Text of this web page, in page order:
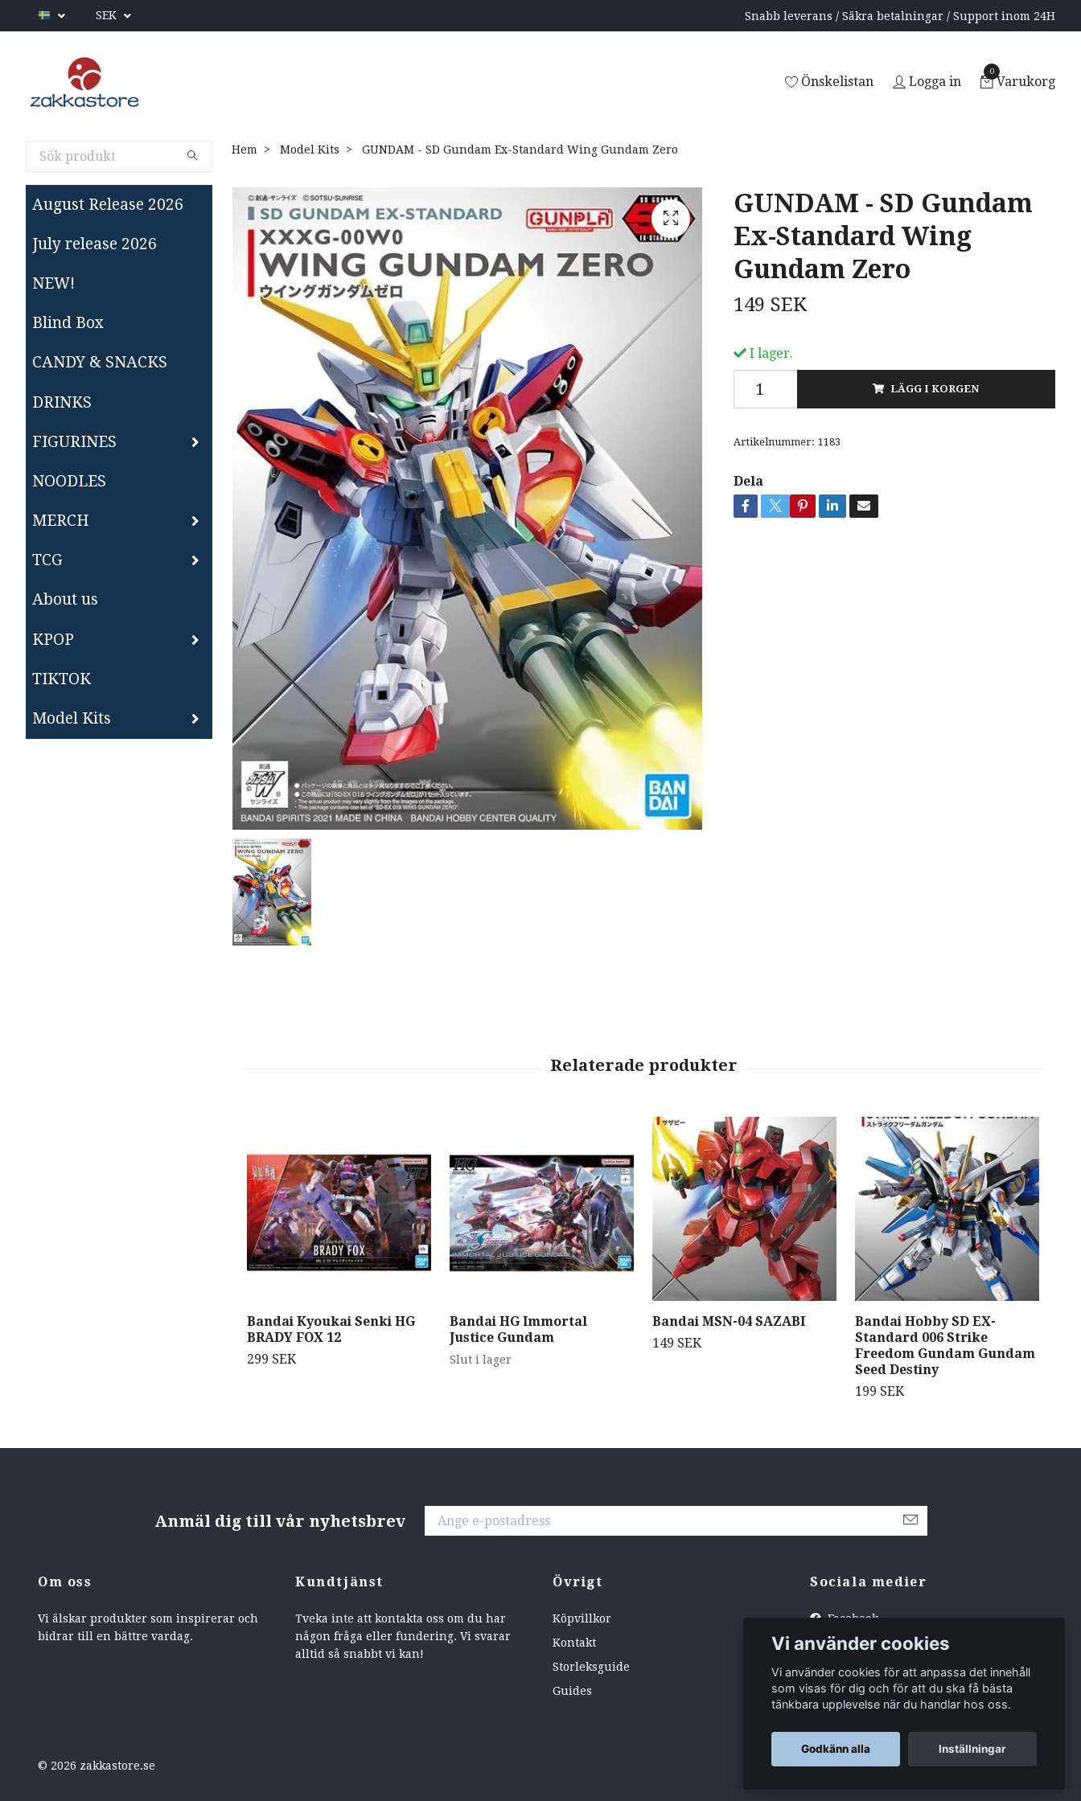
SEK Snabb leverans / Säkra betalningar / Support inom 24H
Önskelistan Logga in
0
Varukorg
August Release 2026
July release 2026
NEW!
Blind Box
CANDY & SNACKS
DRINKS
FIGURINES
NOODLES
MERCH
TCG
About us
KPOP
TIKTOK
Model Kits
Hem Model Kits GUNDAM - SD Gundam Ex-Standard Wing Gundam Zero
GUNDAM - SD Gundam
Ex-Standard Wing
Gundam Zero
149 SEK
I lager.
LÄGG I KORGEN
Artikelnummer: 1183
Dela
Bandai Kyoukai Senki HG
BRADY FOX 12
299 SEK
Bandai HG Immortal
Justice Gundam
Slut i lager
Bandai MSN-04 SAZABI
149 SEK
Bandai Hobby SD EX-
Standard 006 Strike
Freedom Gundam Gundam
Seed Destiny
199 SEK
Anmäl dig till vår nyhetsbrev
Om oss
Vi älskar produkter som inspirerar och
bidrar till en bättre vardag.
Kundtjänst
Tveka inte att kontakta oss om du har
någon fråga eller fundering. Vi svarar
alltid så snabbt vi kan!
Övrigt
Köpvillkor
Kontakt
Storleksguide
Guides
Sociala medier
Facebook
Instagram
Tiktok
© 2026 zakkastore.se
Vi använder cookies
Vi använder cookies för att anpassa det innehåll
som visas för dig och för att du ska få bästa
tänkbara upplevelse när du handlar hos oss.
Godkänn alla Inställningar